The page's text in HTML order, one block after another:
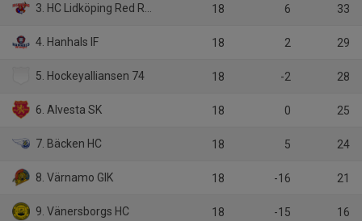
3. HC Lidköping Red Roosters 18 6 33
4. Hanhals IF 18 2 29
5. Hockeyalliansen 74 18 -2 28
6. Alvesta SK 18 0 25
7. Bäcken HC 18 5 24
8. Värnamo GIK 18 -16 21
9. Vänersborgs HC 18 -15 16